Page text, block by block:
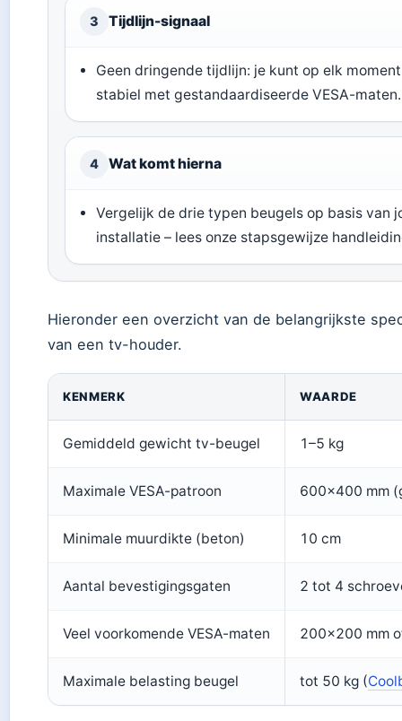
3 Tijdlijn-signaal
Geen dringende tijdlijn: je kunt op elk
stabiel met gestandaardiseerde VESA-maten.
4 Wat komt hierna
Vergelijk de drie typen beugels op basis van
installatie – lees onze stapsgewijze
Hieronder een overzicht van de belangrijkste
van een tv-houder.
KENMERK WAARDE
Gemiddeld gewicht tv-beugel 1–5 kg
Maximale VESA-patroon 600×400 mm
Minimale muurdikte (beton) 10 cm
Aantal bevestigingsgaten 2 tot 4
Veel voorkomende VESA-maten 200×200 mm
Maximale belasting beugel tot 50 kg (